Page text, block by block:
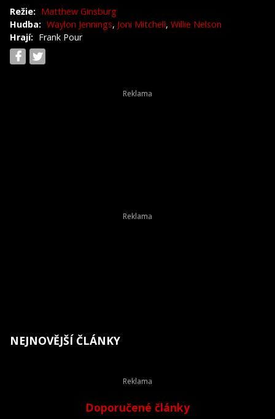
Režie: Matthew Ginsburg
Hudba: Waylon Jennings, Joni Mitchell, Willie Nelson
Hrají: Frank Pour
NEJNOVĚJŠÍ ČLÁNKY
Doporučené články